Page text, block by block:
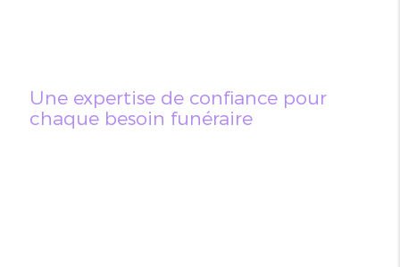
Une expertise de confiance pour
chaque besoin funéraire